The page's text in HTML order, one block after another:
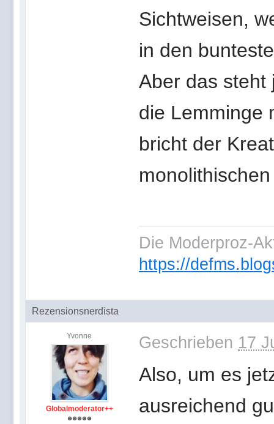
Sichtweisen,
in den
Aber das steht
die Lemminge
bricht der
Die Moderproz-
https://
Rezensionsnerdista
Yvonne
Globalmoderator++
Geschrieben 17
Also, um es
ausreichend